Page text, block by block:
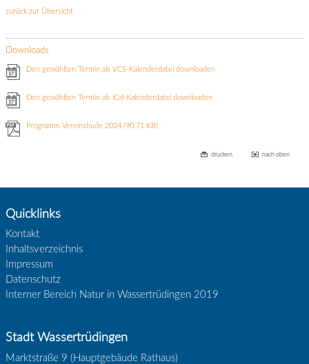
zurück zur Übersicht
Downloads
Den gewählten Termin als VCS-Kalenderdatei downloaden
Den gewählten Termin als iCal-Kalenderdatei downloaden
Programm Vereinsbude 2024(90.71 KB)
drucken nach oben
Quicklinks
Kontakt
Inhaltsverzeichnis
Impressum
Datenschutz
Interner Bereich Natur in Wassertrüdingen 2019
Stadt Wassertrüdingen
Marktstraße 9 (Hauptgebäude Rathaus)